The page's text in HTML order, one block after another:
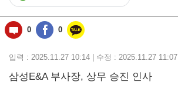
로
이
동)
0 0
입력 : 2025.11.27 10:14 | 수정 : 2025.11.27 11:07
삼성E&A 부사장, 상무 승진 인사